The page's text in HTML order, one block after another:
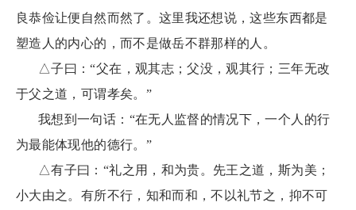
良恭俭让便自然而然了。这里我还想说，这些东西都是
塑造人的内心的，而不是做岳不群那样的人。
△子曰：“父在，观其志；父没，观其行；三年无改
于父之道，可谓孝矣。”
我想到一句话：“在无人监督的情况下，一个人的行
为最能体现他的德行。”
△有子曰：“礼之用，和为贵。先王之道，斯为美；
小大由之。有所不行，知和而和，不以礼节之，抑不可